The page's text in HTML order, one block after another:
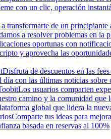
con un clic, operación
transformarte de un principiante
a resolver problemas en la
oportunas con
y aprovecha las
Disfruta de descuentos en las
día con las últimas noticias sobre
Los usuarios comparten
camino y la comunidad que
global que lidera la
Comparte tus ideas para
basada en reservas al 100%